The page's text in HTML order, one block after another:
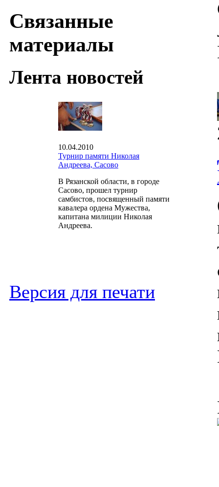
Связанные
материалы
Лента новостей
10.04.2010
Турнир памяти Николая
Андреева, Сасово
В Рязанской области, в городе
Сасово, прошел турнир
самбистов, посвященный памяти
кавалера ордена Мужества,
капитана милиции Николая
Андреева.
Версия для печати